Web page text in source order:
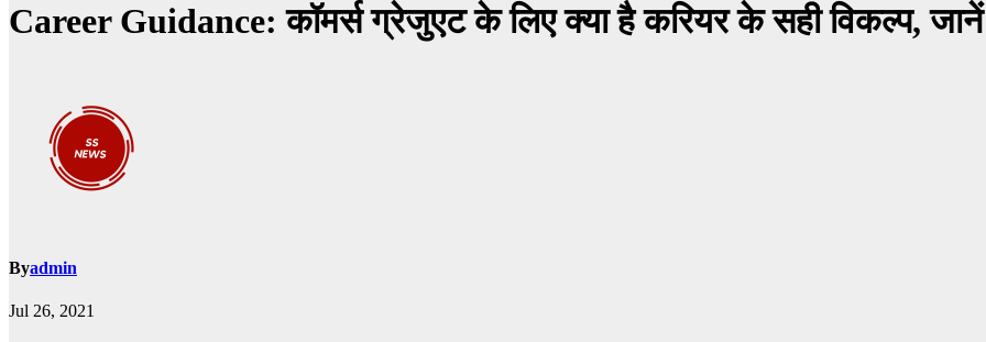
Career Guidance: कॉमर्स ग्रेजुएट के लिए क्या है करियर के सही विकल्प, जानें
Byadmin
Jul 26, 2021